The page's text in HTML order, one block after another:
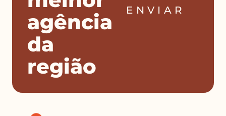
agência
da
região
ENVIAR